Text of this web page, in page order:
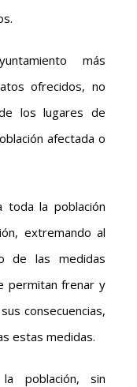
más
ofrecidos, no
los lugares de
afectada o
toda la población
extremando al
de las medidas
permitan frenar y
consecuencias,
estas medidas.
población, sin